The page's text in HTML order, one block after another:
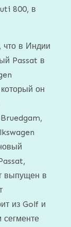
800, в
что в Индии
Passat в
он
выпущен в
из Golf и